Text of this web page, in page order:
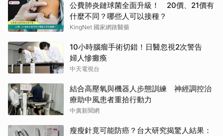
公費肺炎鏈球菌全面升級！ 20價、21價有
什麼不同？哪些人可以接種？
KingNet 國家網路醫藥
10小時腦瘤手術切錯！日醫忽視2次警告
婦人慘癱瘓
中天電視台
結合高壓氧與機器人步態訓練 神經調控治
療助中風患者重拾行動力
中廣新聞網
瘦瘦針竟可能防癌？台大研究揭驚人結果：